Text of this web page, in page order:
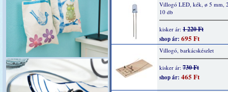
Villogó LED, kék, ø 5 mm,
10 db
kisker ár: 1 220 Ft
shop ár: 695 Ft
Villogó, barkácskészlet
kisker ár: 730 Ft
shop ár: 465 Ft